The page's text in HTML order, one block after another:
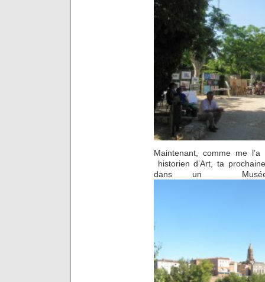
Maintenant, comme me
historien d’Art, ta
dans un